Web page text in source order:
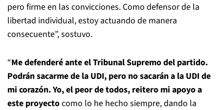
pero firme en las convicciones. Como defensor de la
libertad individual, estoy actuando de manera
consecuente”, sostuvo.
“Me defenderé ante el Tribunal Supremo del partido.
Podrán sacarme de la UDI, pero no sacarán a la UDI de
mi corazón. Yo, el peor de todos, reitero mi apoyo a
este proyectocomo lo he hecho siempre, dando la